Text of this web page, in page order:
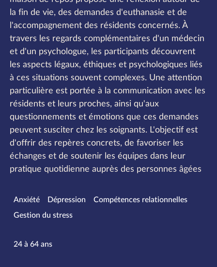
la fin de vie, des demandes d'euthanasie et de
l'accompagnement des résidents concernés. À
travers les regards complémentaires d'un médecin
et d'un psychologue, les participants découvrent
les aspects légaux, éthiques et psychologiques liés
à ces situations souvent complexes. Une attention
particulière est portée à la communication avec les
résidents et leurs proches, ainsi qu'aux
questionnements et émotions que ces demandes
peuvent susciter chez les soignants. L'objectif est
d'offrir des repères concrets, de favoriser les
échanges et de soutenir les équipes dans leur
pratique quotidienne auprès des personnes âgées
Spécialités
Anxiété Dépression
Compétences relationnelles
Gestion du stress
Tranches d’âge
24 à 64 ans